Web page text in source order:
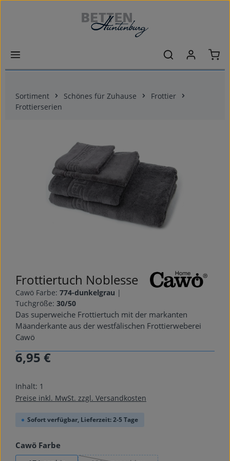
Zum Hauptinhalt springen
Sortiment Schönes für Zuhause
Frottier
Frottierserien
Frottiertuch Noblesse
Cawö Farbe: 774-dunkelgrau |
Tuchgröße: 30/50
Das superweiche Frottiertuch mit der markanten
Mäanderkante aus der westfälischen Frottierweberei
Cawö
Regulärer Preis:
6,95 €
Inhalt: 1
Preise inkl. MwSt. zzgl. Versandkosten
Sofort verfügbar, Lieferzeit: 2-5 Tage
Cawö Farbe